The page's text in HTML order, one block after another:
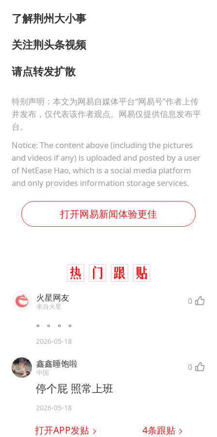
了解荆州大小事
关注荆头条视频
请点转发扩散
特别声明：本文为网易自媒体平台“网易号”作者上传
并发布，仅代表该作者观点。网易仅提供信息发布平
台。
Notice: The content above (including the pictures
and videos if any) is uploaded and posted by a user
of NetEase Hao, which is a social media platform
and only provides information storage services.
打开网易新闻体验更佳
火星网友
来自火星 0
。。。。
2026-05-18
鑫鑫睡饱啦
中国 0
停个屁 照常上班
2026-05-18
打开APP发贴 4条跟贴